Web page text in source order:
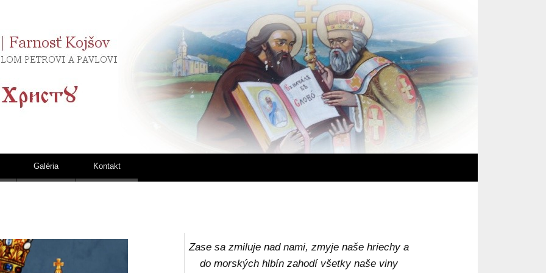
Gréckokatolícka cirkev | Farnosť Kojšov
Galéria Kontakt
Zase sa zmiluje nad nami, zmyje naše hriechy a
do morských hlbín zahodí všetky naše viny